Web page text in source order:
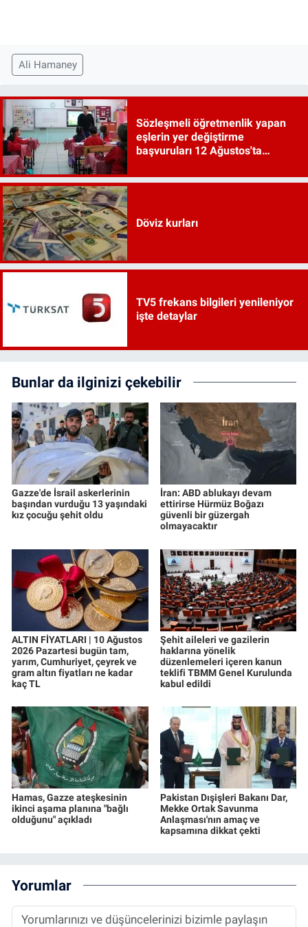
Ali Hamaney
Sözleşmeli öğretmenlik yapan
eşlerin yer değiştirme
başvuruları 12 Ağustos'ta
Döviz kurları
TV5 frekans bilgileri yenileniyor
işte detaylar
Bunlar da ilginizi çekebilir
Gazze'de İsrail askerlerinin
başından vurduğu 13 yaşındaki
kız çocuğu şehit oldu
İran: ABD ablukayı devam
ettirirse Hürmüz Boğazı
güvenli bir güzergah
olmayacaktır
ALTIN FİYATLARI | 10 Ağustos
2026 Pazartesi bugün tam,
yarım, Cumhuriyet, çeyrek ve
gram altın fiyatları ne kadar
kaç TL
Şehit aileleri ve gazilerin
haklarına yönelik
düzenlemeleri içeren kanun
teklifi TBMM Genel Kurulunda
kabul edildi
Hamas, Gazze ateşkesinin
ikinci aşama planına "bağlı
olduğunu" açıkladı
Pakistan Dışişleri Bakanı Dar,
Mekke Ortak Savunma
Anlaşması'nın amaç ve
kapsamına dikkat çekti
Yorumlar